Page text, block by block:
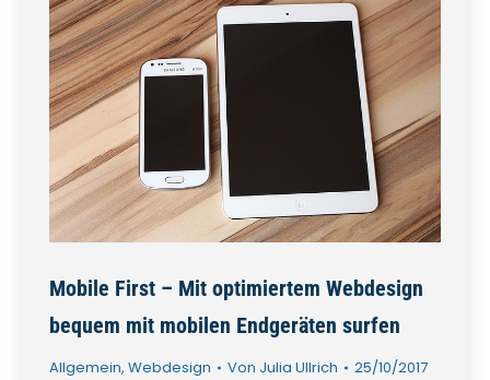
Mobile First – Mit optimiertem Webdesign
bequem mit mobilen Endgeräten surfen
Allgemein, Webdesign Von Julia Ullrich 25/10/2017